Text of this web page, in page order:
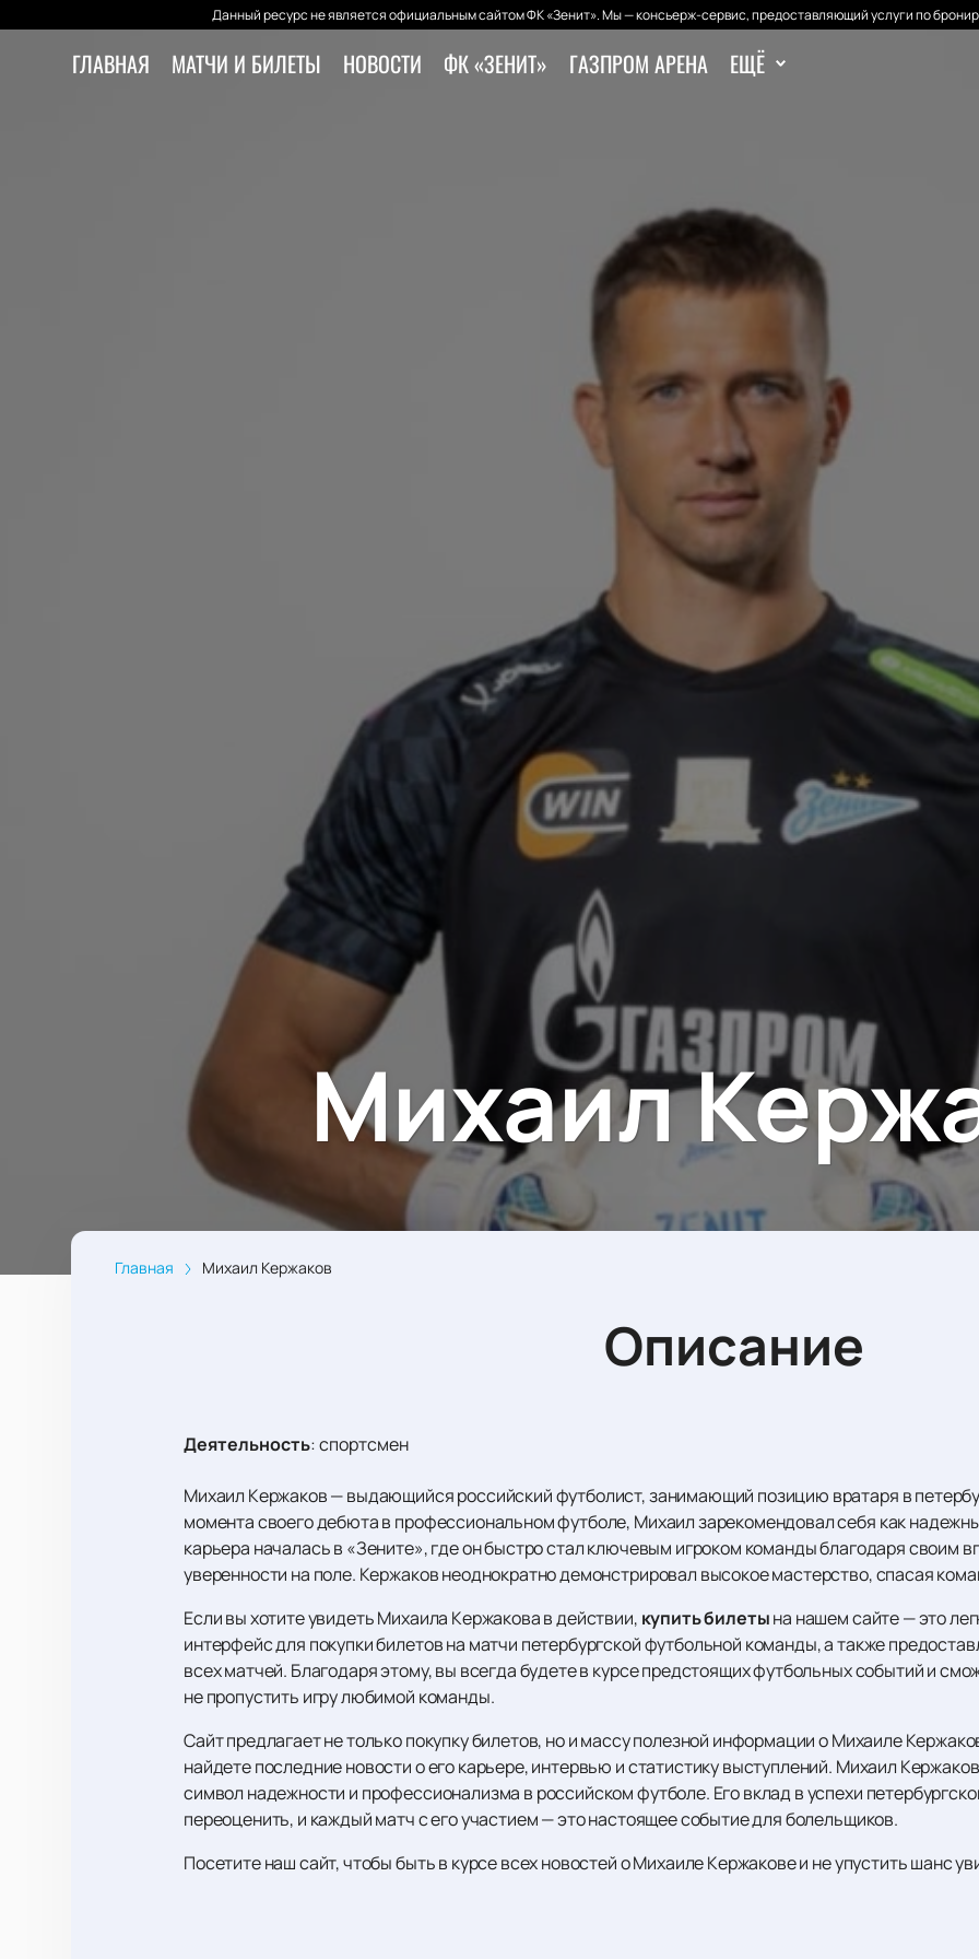
Данный ресурс не является официальным сайтом ФК «Зенит». Мы — консьерж-сервис, предоставляющий услуги по
ГЛАВНАЯ МАТЧИ И БИЛЕТЫ НОВОСТИ ФК «ЗЕНИТ» ГАЗПРОМ АРЕНА ЕЩЁ
Михаил
Главная Михаил Кержаков
Описание
Деятельность:спортсмен
Михаил Кержаков — выдающийся российский футболист, занимающий позицию вратаря в
момента своего дебюта в профессиональном футболе, Михаил зарекомендовал себя как
карьера началась в «Зените», где он быстро стал ключевым игроком команды благодаря своим
уверенности на поле. Кержаков неоднократно демонстрировал высокое мастерство, спасая
Если вы хотите увидеть Михаила Кержакова в действии, купить билетына нашем сайте — это
интерфейс для покупки билетов на матчи петербургской футбольной команды, а также
всех матчей. Благодаря этому, вы всегда будете в курсе предстоящих футбольных событий и
не пропустить игру любимой команды.
Сайт предлагает не только покупку билетов, но и массу полезной информации о Михаиле
найдете последние новости о его карьере, интервью и статистику выступлений. Михаил
символ надежности и профессионализма в российском футболе. Его вклад в успехи
переоценить, и каждый матч с его участием — это настоящее событие для болельщиков.
Посетите наш сайт, чтобы быть в курсе всех новостей о Михаиле Кержакове и не упустить шанс